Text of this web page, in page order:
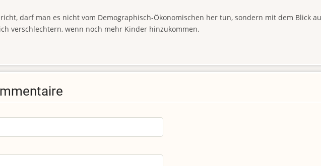
darf man es nicht vom Demographisch-Ökonomischen her tun, sondern mit dem Blick
verschlechtern, wenn noch mehr Kinder hinzukommen.